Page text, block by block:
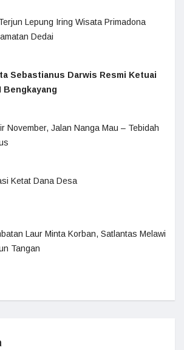
Lepung Iring Wisata Primadona
Dedai
Sebastianus Darwis Resmi Ketuai
Bengkayang
November, Jalan Nanga Mau – Tebidah
Ketat Dana Desa
Laur Minta Korban, Satlantas Melawi
Tangan